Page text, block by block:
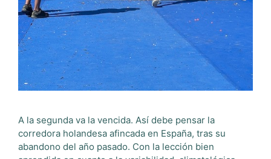
A la segunda va la vencida. Así debe pensar la
corredora holandesa afincada en España, tras su
abandono del año pasado. Con la lección bien